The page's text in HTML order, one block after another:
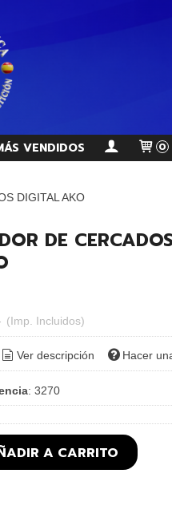
VENDIDOS 0
DIGITAL AKO
DE CERCADOS
(Imp. Incluidos)
Ver descripción Hacer
: 3270
A CARRITO